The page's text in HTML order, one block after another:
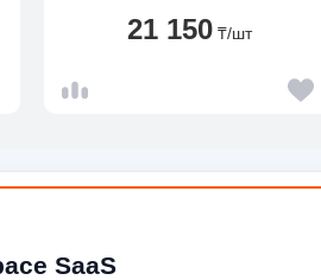
21 150 ₸/шт
SaaS